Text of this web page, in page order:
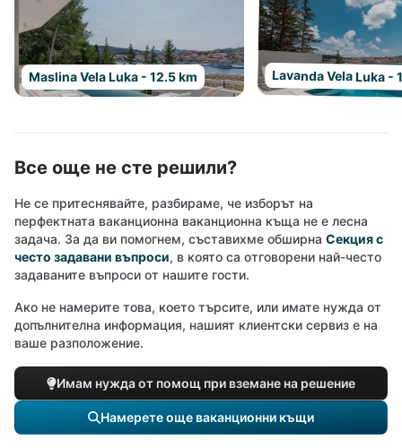
Maslina Vela Luka - 12.5 km Lavanda Vela Luka -
Все още не сте решили?
Не се притеснявайте, разбираме, че изборът на
перфектната ваканционна ваканционна къща не е лесна
задача. За да ви помогнем, съставихме обширна Секция с
често задавани въпроси, в която са отговорени най-често
задаваните въпроси от нашите гости.
Ако не намерите това, което търсите, или имате нужда от
допълнителна информация, нашият клиентски сервиз е на
ваше разположение.
Имам нужда от помощ при вземане на решение
Намерете още ваканционни къщи